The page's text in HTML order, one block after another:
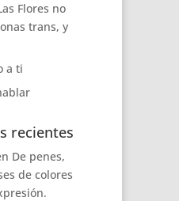
Flores no
trans, y
a ti
recientes
De penes,
de colores